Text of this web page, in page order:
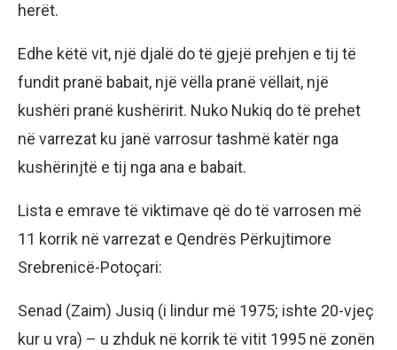
herët.
Edhe këtë vit, një djalë do të gjejë prehjen e tij të
fundit pranë babait, një vëlla pranë vëllait, një
kushëri pranë kushëririt. Nuko Nukiq do të prehet
në varrezat ku janë varrosur tashmë katër nga
kushërinjtë e tij nga ana e babait.
Lista e emrave të viktimave që do të varrosen më
11 korrik në varrezat e Qendrës Përkujtimore
Srebrenicë-Potoçari:
Senad (Zaim) Jusiq (i lindur më 1975; ishte 20-vjeç
kur u vra) – u zhduk në korrik të vitit 1995 në zonën